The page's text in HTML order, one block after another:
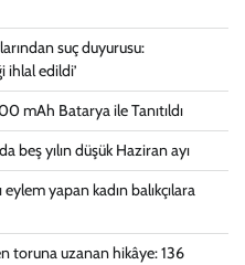
suç duyurusu:
ihlal edildi’
mAh Batarya ile Tanıtıldı
beş yılın düşük Haziran ayı
yapan kadın balıkçılara
toruna uzanan hikâye: 136